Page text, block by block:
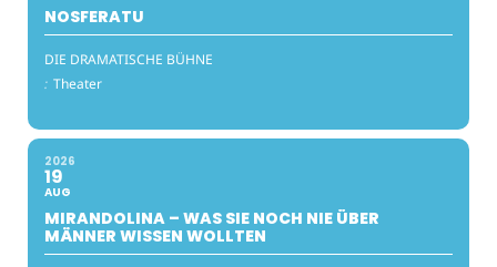
NOSFERATU
DIE DRAMATISCHE BÜHNE
: Theater
2026
19
AUG
MIRANDOLINA – WAS SIE NOCH NIE ÜBER
MÄNNER WISSEN WOLLTEN